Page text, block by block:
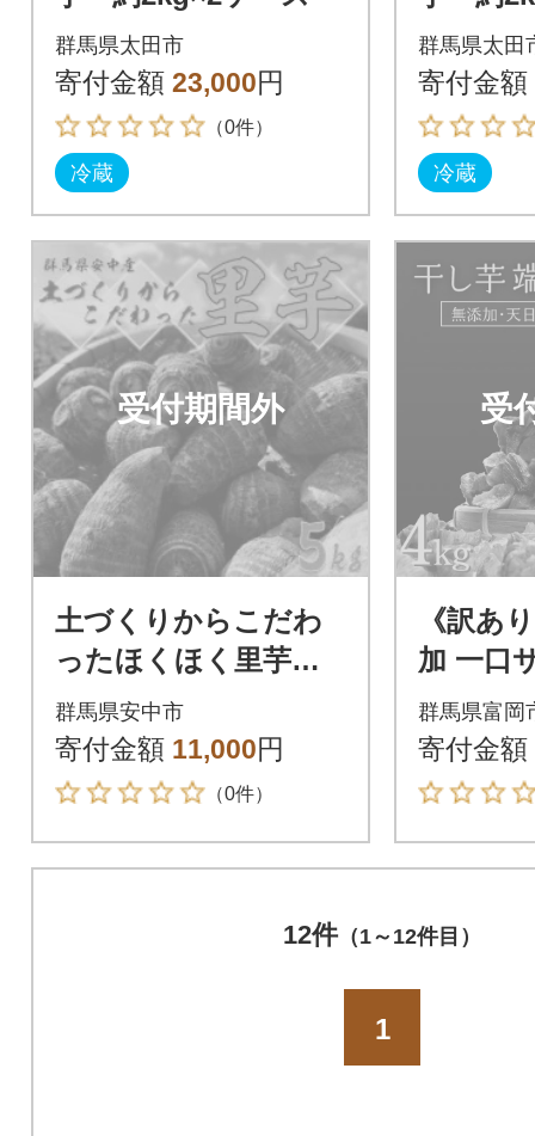
群馬県太田市
寄付金額 23,000円
（0件）
冷蔵
群馬県太田
寄付金額
冷蔵
受付期間外
土づくりからこだわ
ったほくほく里芋【5
kg】
群馬県安中市
寄付金額 11,000円
（0件）
受
《訳あ
加 一口
し・干
合計
群馬県富岡
寄付金額
12件（1～12件目）
1